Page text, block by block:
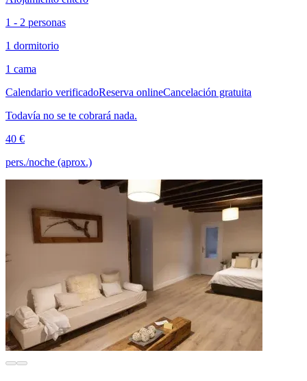
1 - 2 personas
1 dormitorio
1 cama
Calendario verificadoReserva onlineCancelación gratuita
Todavía no se te cobrará nada.
40 €
pers./noche (aprox.)